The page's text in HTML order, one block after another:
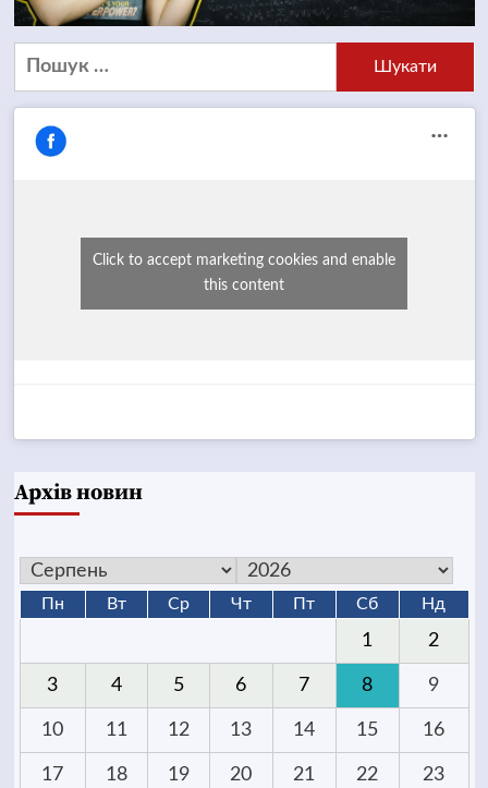
Пошук:
Click to accept marketing cookies and enable
this content
Архів новин
Пн Вт Ср Чт Пт Сб Нд
1 2
3 4 5 6 7 8 9
10 11 12 13 14 15 16
17 18 19 20 21 22 23